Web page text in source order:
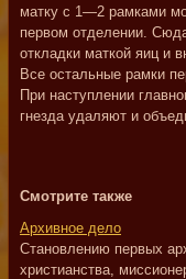
матку с 1—2 рамками
первом отделении.
откладки маткой яиц и
Все остальные рамки
При наступлении
гнезда удаляют и
Смотрите также
Архивное дело
Становлению первых
христианства,